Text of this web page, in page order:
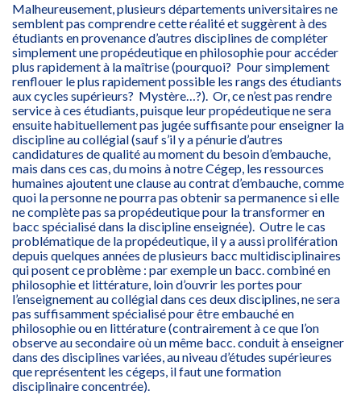
Malheureusement, plusieurs départements universitaires ne
semblent pas comprendre cette réalité et suggèrent à des
étudiants en provenance d’autres disciplines de compléter
simplement une propédeutique en philosophie pour accéder
plus rapidement à la maîtrise (pourquoi? Pour simplement
renflouer le plus rapidement possible les rangs des étudiants
aux cycles supérieurs? Mystère…?). Or, ce n’est pas rendre
service à ces étudiants, puisque leur propédeutique ne sera
ensuite habituellement pas jugée suffisante pour enseigner la
discipline au collégial (sauf s’il y a pénurie d’autres
candidatures de qualité au moment du besoin d’embauche,
mais dans ces cas, du moins à notre Cégep, les ressources
humaines ajoutent une clause au contrat d’embauche, comme
quoi la personne ne pourra pas obtenir sa permanence si elle
ne complète pas sa propédeutique pour la transformer en
bacc spécialisé dans la discipline enseignée). Outre le cas
problématique de la propédeutique, il y a aussi prolifération
depuis quelques années de plusieurs bacc multidisciplinaires
qui posent ce problème : par exemple un bacc. combiné en
philosophie et littérature, loin d’ouvrir les portes pour
l’enseignement au collégial dans ces deux disciplines, ne sera
pas suffisamment spécialisé pour être embauché en
philosophie ou en littérature (contrairement à ce que l’on
observe au secondaire où un même bacc. conduit à enseigner
dans des disciplines variées, au niveau d’études supérieures
que représentent les cégeps, il faut une formation
disciplinaire concentrée).